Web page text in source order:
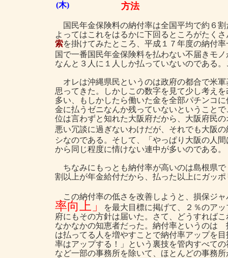
(木)
方法
国民年金保険料の納付率は全国平均で約６
よってはこれをはるかに下回るところがたく
索を掛けてみたところ、平成１７年度の納付
国で一番国民年金保険料を払わない不届きモ
なんと３人に１人しか払っていないのである
オレは沖縄県民というのは政府の都合で米
思ってきた。しかしこの数字を見て少し考え
多い、もしかしたら働いた金を全部パチンコ
金に払うゼニなんか残っていないということ
位は言わずと知れた大阪府だから、大阪府民
悪い冗談に過ぎないわけだが、それでも大阪の
シなのである。そして、「やっぱり大阪の人
から同じ程度に情けない連中が多いのである。
ちなみにもっとも納付率が高いのは島根県
割以上が年金給付だから、払った以上にガッ
この納付率の低さを改善しようと、損保ジ
率向上」
を最大目標に掲げて、２％のア
府にもその方針は届いた。さて、どうすれば
なかなかの知恵者だった。納付率というの
は払ってる人を増やすことで納付率アップを
率はアップする！」という裏技を管内すべて
など一部の事務所を除いて、ほとんどの事務